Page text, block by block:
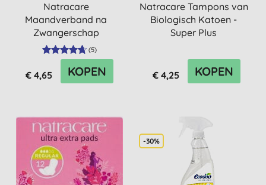
Natracare
Maandverband na
Zwangerschap
(5)
€ 4,65 KOPEN
Natracare Tampons van
Biologisch Katoen -
Super Plus
€ 4,25 KOPEN
-30%